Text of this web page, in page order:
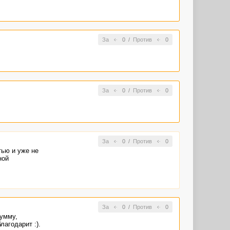
За 0/ Против 0
За 0/ Против 0
За 0/ Против 0
и уже не
За 0/ Против 0
:).